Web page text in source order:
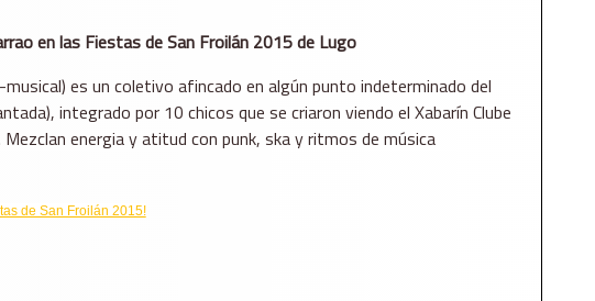
en las Fiestas de San Froilán 2015 de Lugo
es un coletivo afincado en algún punto indeterminado del
integrado por 10 chicos que se criaron viendo el Xabarín Clube
energia y atitud con punk, ska y ritmos de música
de San Froilán 2015!